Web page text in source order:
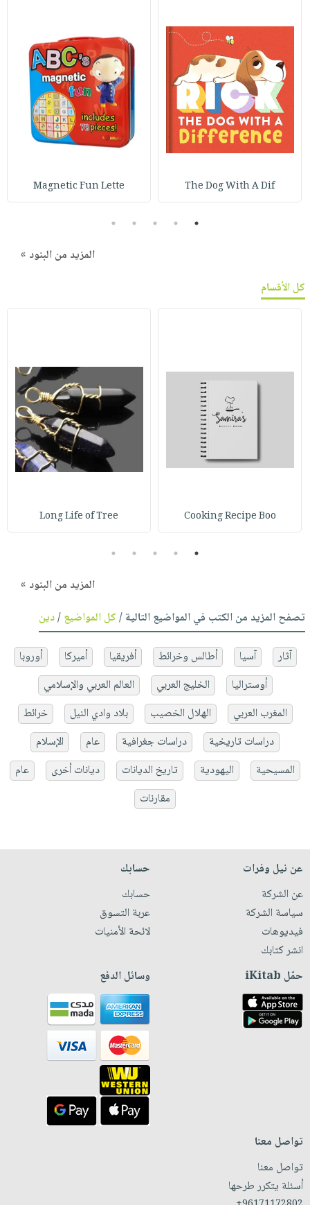
The Dog With A Dif
Magnetic Fun Lette
1
2
3
4
5
المزيد من البنود »
كل الأقسام
Cooking Recipe Boo
Long Life of Tree
1
2
3
4
5
المزيد من البنود »
تصفح المزيد من الكتب في المواضيع التالية /كل المواضيع/دين
آثار آسيا أطالس وخرائط أفريقيا أميركا
أوروبا
أوستراليا
الخليج العربي
العالم العربي والإسلامي
المغرب العربي
الهلال الخصيب بلاد وادي النيل
خرائط
دراسات تاريخية
دراسات جغرافية عام
الإسلام
المسيحية
اليهودية تاريخ الديانات ديانات أخرى
عام
مقارنات
عن نيل وفرات
عن الشركة
سياسة الشركة
فيديوهات
انشر كتابك
حسابك
حسابك
عربة التسوق
لائحة الأمنيات
حمّل iKitab وسائل الدفع
تواصل معنا
تواصل معنا
أسئلة يتكرر طرحها